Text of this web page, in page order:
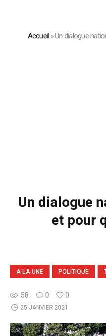
Accueil »Un dialogue
Un dialogue
et pour
A LA UNE POLITIQUE
58 0 0
25 JANVIER 2021